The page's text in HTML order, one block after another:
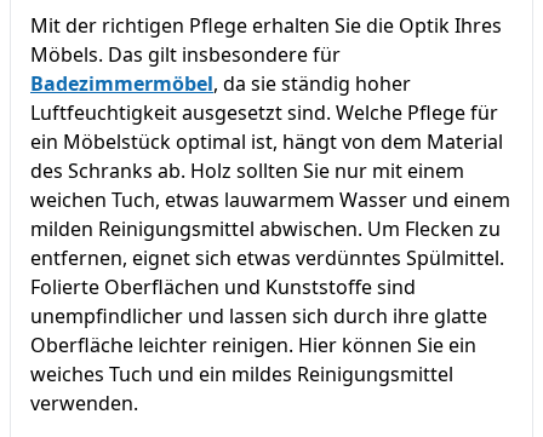
Mit der richtigen Pflege erhalten Sie die Optik Ihres
Möbels. Das gilt insbesondere für
Badezimmermöbel, da sie ständig hoher
Luftfeuchtigkeit ausgesetzt sind. Welche Pflege für
ein Möbelstück optimal ist, hängt von dem Material
des Schranks ab. Holz sollten Sie nur mit einem
weichen Tuch, etwas lauwarmem Wasser und einem
milden Reinigungsmittel abwischen. Um Flecken zu
entfernen, eignet sich etwas verdünntes Spülmittel.
Folierte Oberflächen und Kunststoffe sind
unempfindlicher und lassen sich durch ihre glatte
Oberfläche leichter reinigen. Hier können Sie ein
weiches Tuch und ein mildes Reinigungsmittel
verwenden.